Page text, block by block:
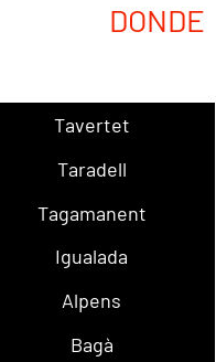
DONDE
Tavertet
Taradell
Tagamanent
Igualada
Alpens
Bagà